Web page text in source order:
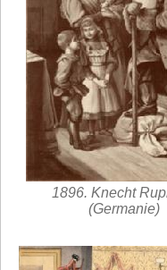
1896. Knecht
(Germanie)